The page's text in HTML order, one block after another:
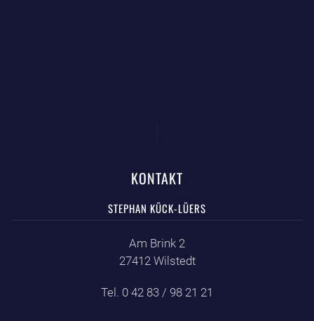
KONTAKT
STEPHAN KÜCK-LÜERS
Am Brink 2
27412 Wilstedt
Tel. 0 42 83 / 98 21 21